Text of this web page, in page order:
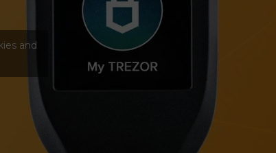
and